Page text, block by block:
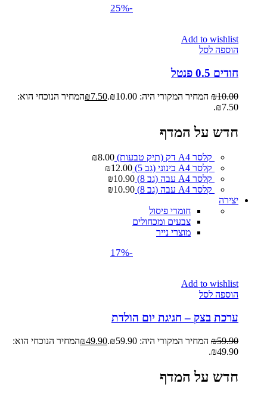
-25%
Add to wishlist
הוספה לסל
חודים 0.5 פנטל
₪10.00 המחיר המקורי היה: ₪10.00. ₪7.50
המחיר הנוכחי הוא:
₪7.50.
חדש על המדף
קלסר A4 דק (תיק טבעות) ₪8.00
קלסר A4 בינוני (גב 5)
₪12.00
קלסר A4 עבה (גב 8)
₪10.90
קלסר A4 עבה (גב 8)
₪10.90
יצירה
חומרי פיסול
צבעים ומכחולים
מוצרי נייר
-17%
Add to wishlist
הוספה לסל
ערכת בצק – חגיגת יום הולדת
₪59.90 המחיר המקורי היה: ₪59.90. ₪49.90
המחיר הנוכחי הוא:
₪49.90.
חדש על המדף